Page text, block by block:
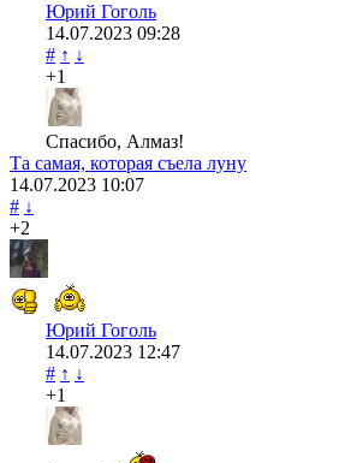
Юрий Гоголь
14.07.2023 09:28
# ↑ ↓
+1
Спасибо, Алмаз!
Та самая, которая съела луну
14.07.2023 10:07
# ↓
+2
Юрий Гоголь
14.07.2023 12:47
# ↑ ↓
+1